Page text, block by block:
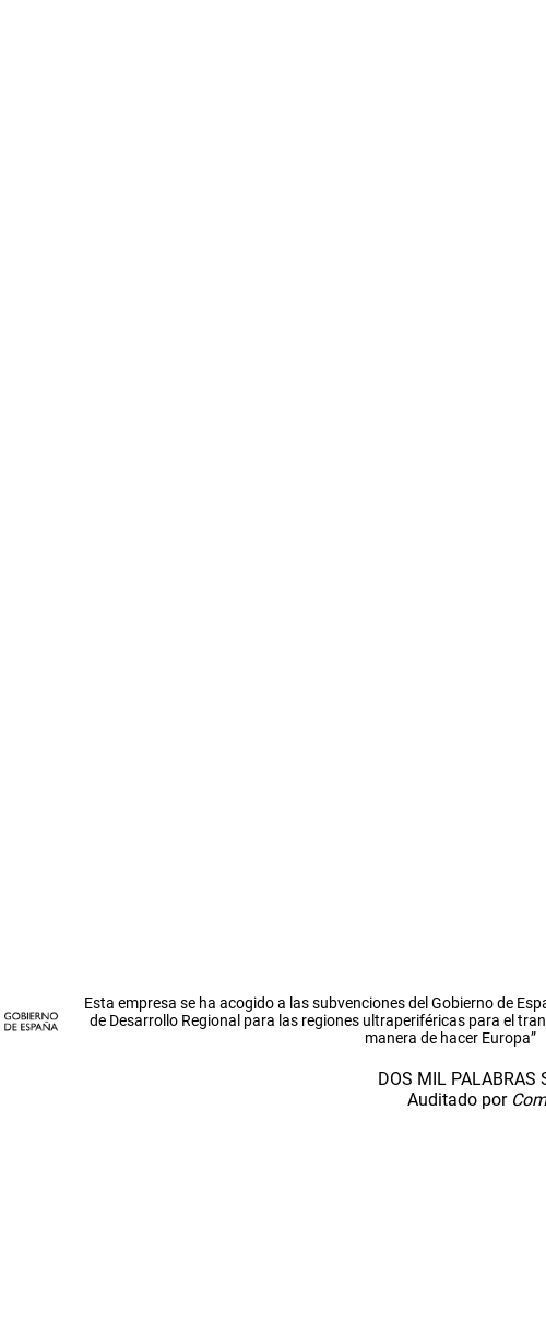
Esta empresa se ha acogido a las subvenciones del Gobierno de
de Desarrollo Regional para las regiones ultraperiféricas para el
manera de hacer Europa”
DOS MIL PALABRAS
Auditado por